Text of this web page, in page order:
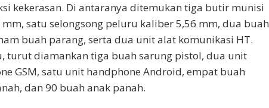
kekerasan. Di antaranya ditemukan tiga butir munisi
satu selongsong peluru kaliber 5,56 mm, dua buah
buah parang, serta dua unit alat komunikasi HT.
turut diamankan tiga buah sarung pistol, dua unit
GSM, satu unit handphone Android, empat buah
dan 90 buah anak panah.